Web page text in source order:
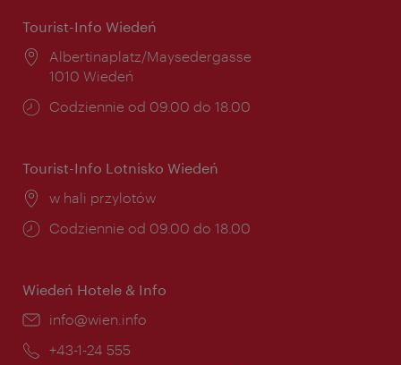
Tourist-Info Wiedeń
Miejsce:
Albertinaplatz/Maysedergasse
1010 Wiedeń
Godziny
Codziennie od 09.00 do 18.00
Tourist-Info Lotnisko Wiedeń
Miejsce:
w hali przylotów
Godziny
Codziennie od 09.00 do 18.00
Wiedeń Hotele & Info
E-
info@wien.info
Telefon:
+43-1-24 555